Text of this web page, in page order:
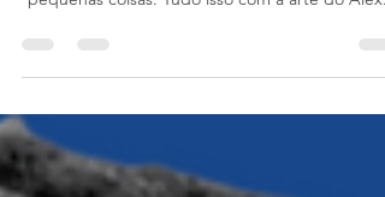
pequenas coisas. Tudo isso com a arte do